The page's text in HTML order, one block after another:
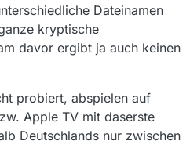
Dateinamen
kryptische
davor ergibt ja auch keinen
probiert, abspielen auf
Apple TV mit daserste
Deutschlands nur zwischen